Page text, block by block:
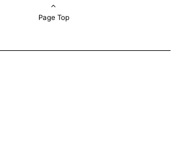
Page Top